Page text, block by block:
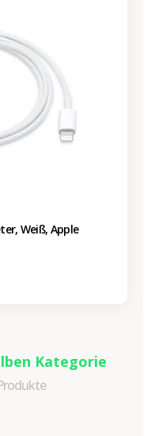
Weiß, Apple
Kategorie